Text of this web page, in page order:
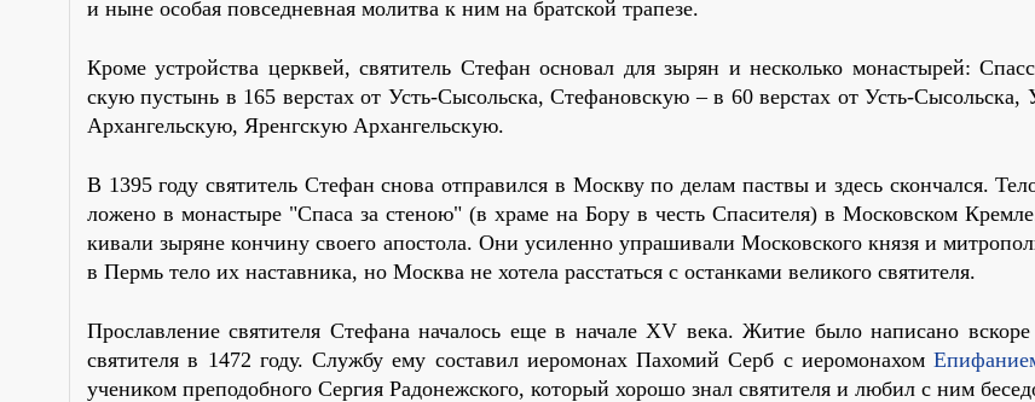
и ныне осо­бая по­все­днев­ная мо­лит­ва к ним на брат­ской тра­пе­зе.
Кро­ме устрой­ства церк­вей, свя­ти­тель Сте­фан ос­но­вал для зы­рян и несколь­ко мо­на­сты­рей:
скую пу­стынь в 165 вер­стах от Усть-Сы­соль­ска, Сте­фа­нов­скую – в 60 вер­стах от Усть-
Ар­хан­гель­скую, Яренг­скую Ар­хан­гель­скую.
В 1395 го­ду свя­ти­тель Сте­фан сно­ва от­пра­вил­ся в Моск­ву по де­лам паст­вы и здесь скон­чал­ся.
ло­же­но в мо­на­сты­ре "Спа­са за сте­ною" (в хра­ме на Бо­ру в честь Спа­си­те­ля) в Мос­ков­ском
ки­ва­ли зы­ряне кон­чи­ну сво­е­го апо­сто­ла. Они уси­лен­но упра­ши­ва­ли Мос­ков­ско­го кня­зя и
в Пермь те­ло их на­став­ни­ка, но Москва не хо­те­ла рас­стать­ся с остан­ка­ми ве­ли­ко­го свя­ти­те­ля.
Про­слав­ле­ние свя­ти­те­ля Сте­фа­на на­ча­лось еще в на­ча­ле XV ве­ка. Жи­тие бы­ло на­пи­са­но вско­ре
свя­ти­те­ля в 1472 го­ду. Служ­бу ему со­ста­вил иеро­мо­нах Па­хо­мий Серб с иеро­мо­на­хом
уче­ни­ком пре­по­доб­но­го Сер­гия Ра­до­неж­ско­го, ко­то­рый хо­ро­шо знал свя­ти­те­ля и лю­бил с ним